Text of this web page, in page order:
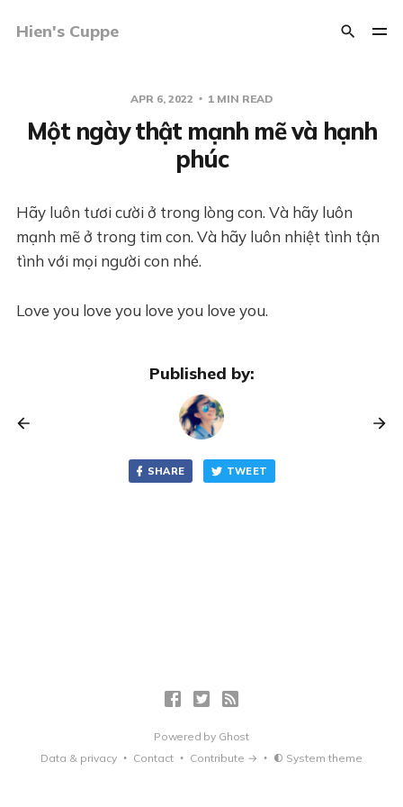
Hien's Cuppe
APR 6, 2022 1 MIN READ
Một ngày thật mạnh mẽ và hạnh
phúc
Hãy luôn tươi cười ở trong lòng con. Và hãy luôn
mạnh mẽ ở trong tim con. Và hãy luôn nhiệt tình tận
tình với mọi người con nhé.
Love you love you love you love you.
Published by:
SHARE TWEET
Powered by Ghost
Data & privacy
Contact Contribute → System theme